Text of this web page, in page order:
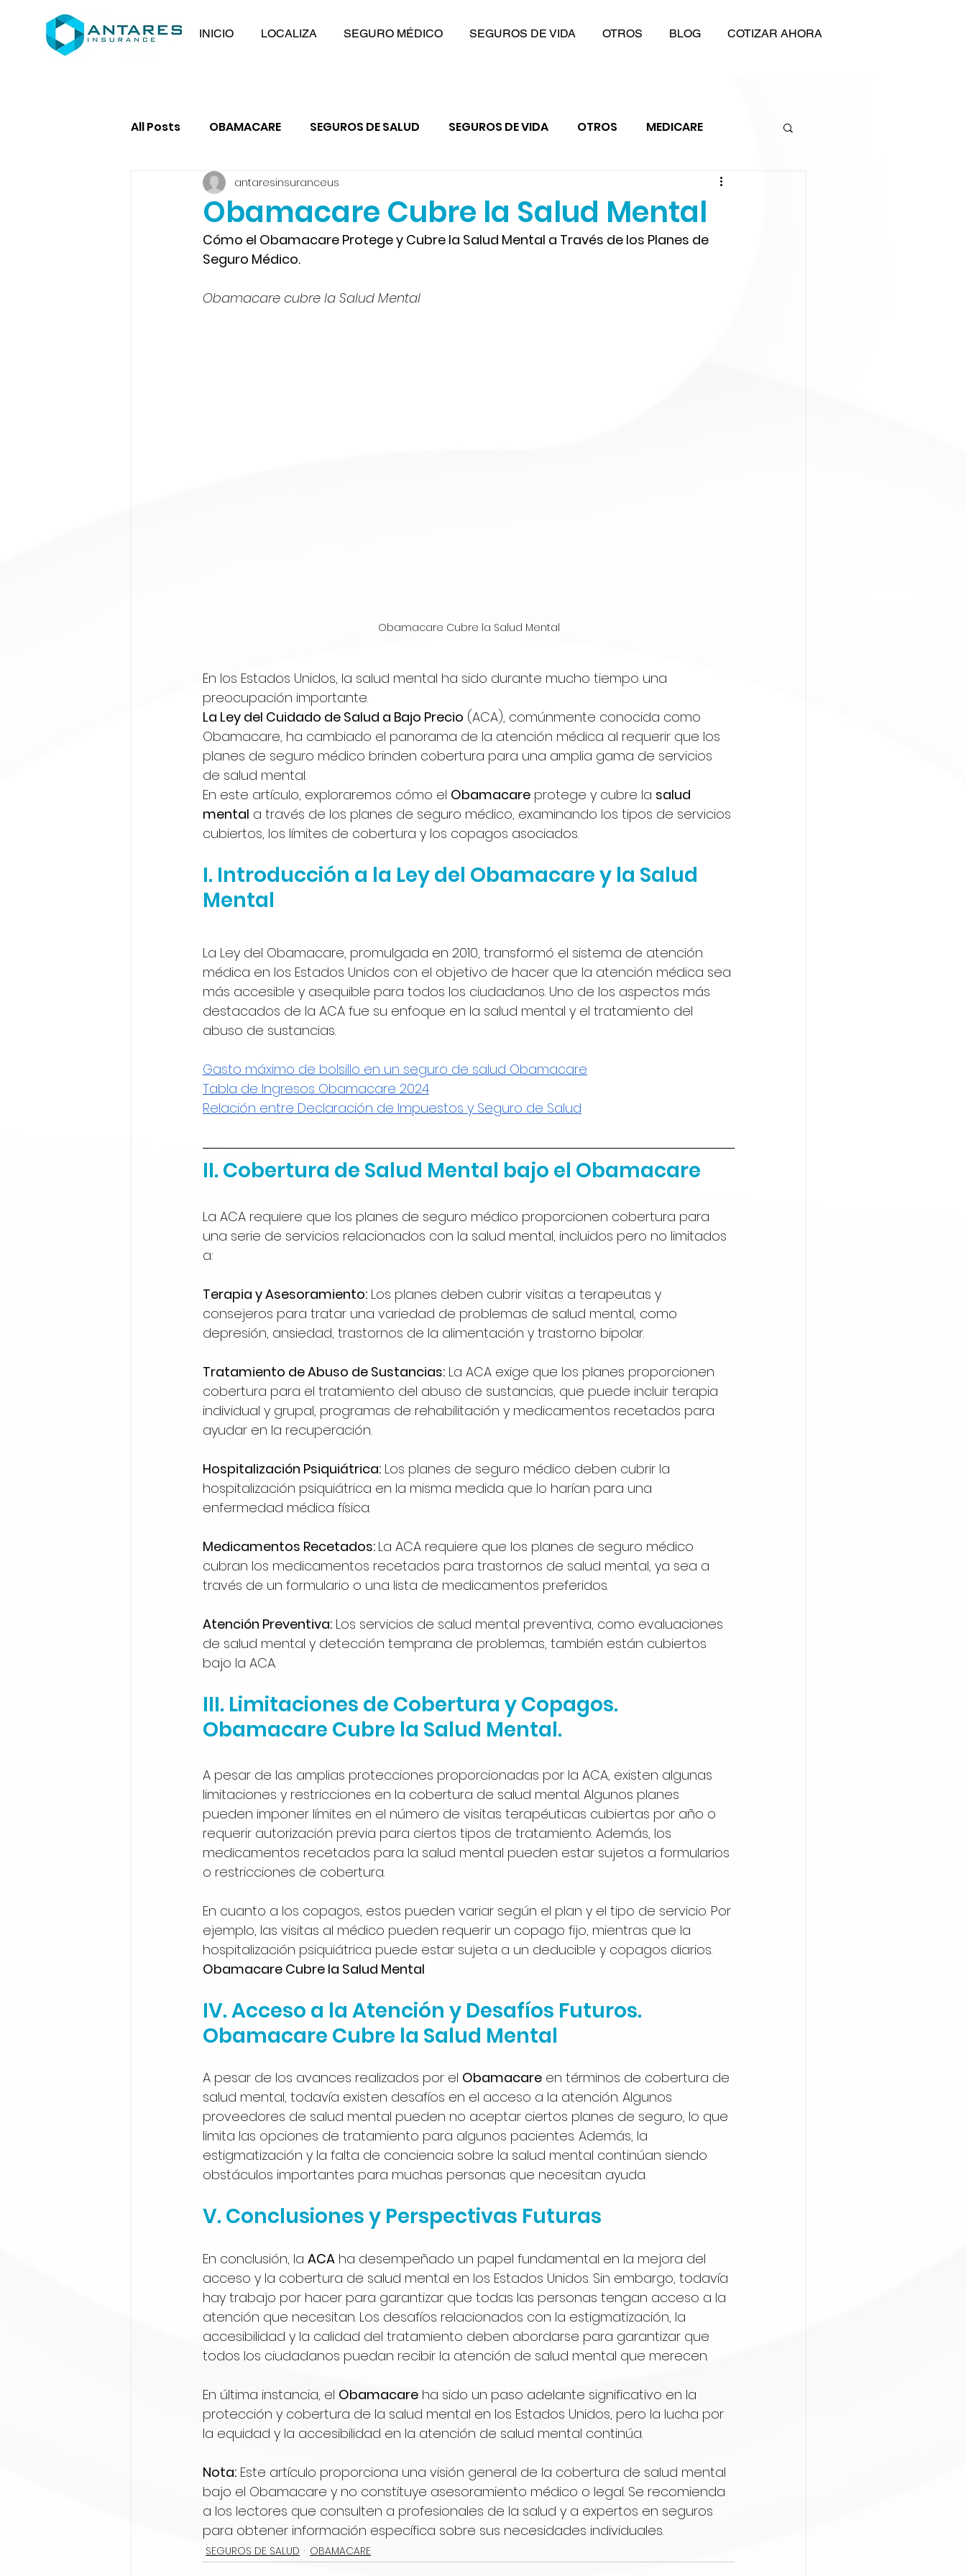
INICIO LOCALIZA SEGURO MÉDICO SEGUROS DE VIDA OTROS BLOG COTIZAR AHORA
All Posts OBAMACARE SEGUROS DE SALUD SEGUROS DE VIDA OTROS MEDICARE
Obamacare Cubre la Salud Mental
antaresinsuranceus
Cómo el Obamacare Protege y Cubre la Salud Mental a Través de los Planes de
Seguro Médico.
Obamacare cubre la Salud Mental
Obamacare Cubre la Salud Mental
En los Estados Unidos, la salud mental ha sido durante mucho tiempo una
preocupación importante.
La Ley del Cuidado de Salud a Bajo Precio (ACA), comúnmente conocida como
Obamacare, ha cambiado el panorama de la atención médica al requerir que los
planes de seguro médico brinden cobertura para una amplia gama de servicios
de salud mental.
En este artículo, exploraremos cómo el Obamacare protege y cubre la salud
mental a través de los planes de seguro médico, examinando los tipos de servicios
cubiertos, los límites de cobertura y los copagos asociados.
I. Introducción a la Ley del Obamacare y la Salud
Mental
La Ley del Obamacare, promulgada en 2010, transformó el sistema de atención
médica en los Estados Unidos con el objetivo de hacer que la atención médica sea
más accesible y asequible para todos los ciudadanos. Uno de los aspectos más
destacados de la ACA fue su enfoque en la salud mental y el tratamiento del
abuso de sustancias.
Gasto máximo de bolsillo en un seguro de salud Obamacare
Tabla de Ingresos Obamacare 2024
Relación entre Declaración de Impuestos y Seguro de Salud
II. Cobertura de Salud Mental bajo el Obamacare
La ACA requiere que los planes de seguro médico proporcionen cobertura para
una serie de servicios relacionados con la salud mental, incluidos pero no limitados
a:
Terapia y Asesoramiento: Los planes deben cubrir visitas a terapeutas y
consejeros para tratar una variedad de problemas de salud mental, como
depresión, ansiedad, trastornos de la alimentación y trastorno bipolar.
Tratamiento de Abuso de Sustancias: La ACA exige que los planes proporcionen
cobertura para el tratamiento del abuso de sustancias, que puede incluir terapia
individual y grupal, programas de rehabilitación y medicamentos recetados para
ayudar en la recuperación.
Hospitalización Psiquiátrica: Los planes de seguro médico deben cubrir la
hospitalización psiquiátrica en la misma medida que lo harían para una
enfermedad médica física.
Medicamentos Recetados: La ACA requiere que los planes de seguro médico
cubran los medicamentos recetados para trastornos de salud mental, ya sea a
través de un formulario o una lista de medicamentos preferidos.
Atención Preventiva: Los servicios de salud mental preventiva, como evaluaciones
de salud mental y detección temprana de problemas, también están cubiertos
bajo la ACA.
III. Limitaciones de Cobertura y Copagos.
Obamacare Cubre la Salud Mental.
A pesar de las amplias protecciones proporcionadas por la ACA, existen algunas
limitaciones y restricciones en la cobertura de salud mental. Algunos planes
pueden imponer límites en el número de visitas terapéuticas cubiertas por año o
requerir autorización previa para ciertos tipos de tratamiento. Además, los
medicamentos recetados para la salud mental pueden estar sujetos a formularios
o restricciones de cobertura.
En cuanto a los copagos, estos pueden variar según el plan y el tipo de servicio. Por
ejemplo, las visitas al médico pueden requerir un copago fijo, mientras que la
hospitalización psiquiátrica puede estar sujeta a un deducible y copagos diarios.
Obamacare Cubre la Salud Mental
IV. Acceso a la Atención y Desafíos Futuros.
Obamacare Cubre la Salud Mental
A pesar de los avances realizados por el Obamacare en términos de cobertura de
salud mental, todavía existen desafíos en el acceso a la atención. Algunos
proveedores de salud mental pueden no aceptar ciertos planes de seguro, lo que
limita las opciones de tratamiento para algunos pacientes. Además, la
estigmatización y la falta de conciencia sobre la salud mental continúan siendo
obstáculos importantes para muchas personas que necesitan ayuda.
V. Conclusiones y Perspectivas Futuras
En conclusión, la ACA ha desempeñado un papel fundamental en la mejora del
acceso y la cobertura de salud mental en los Estados Unidos. Sin embargo, todavía
hay trabajo por hacer para garantizar que todas las personas tengan acceso a la
atención que necesitan. Los desafíos relacionados con la estigmatización, la
accesibilidad y la calidad del tratamiento deben abordarse para garantizar que
todos los ciudadanos puedan recibir la atención de salud mental que merecen.
En última instancia, el Obamacare ha sido un paso adelante significativo en la
protección y cobertura de la salud mental en los Estados Unidos, pero la lucha por
la equidad y la accesibilidad en la atención de salud mental continúa.
Nota: Este artículo proporciona una visión general de la cobertura de salud mental
bajo el Obamacare y no constituye asesoramiento médico o legal. Se recomienda
a los lectores que consulten a profesionales de la salud y a expertos en seguros
para obtener información específica sobre sus necesidades individuales.
SEGUROS DE SALUD OBAMACARE